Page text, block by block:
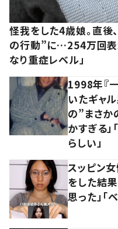
怪我をした4歳娘。直
の行動”に…254万回表
なり重症レベル」
1998年『
いたギャ
の”まさか
かすぎる」
らしい」
スッピン
をした結
思った」「